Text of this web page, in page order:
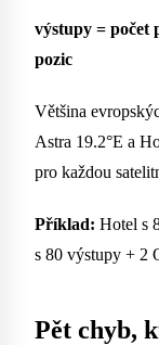
výstupy = počet
pozic
Většina
Astra 19.2°E a
pro každou
Příklad: Hotel s
s 80 výstupy + 2
Pět chyb,